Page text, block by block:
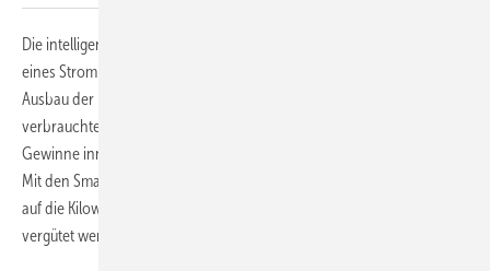
Die intelligenten Zähler sind zudem Voraussetzung für die Teilnahme
eines Stromkunden an einer Energiegemeinschaft und zum weiteren
Ausbau der Photovoltaik. Sie sorgen dafür, dass jede selbst
verbrauchte Kilowattstunde genau erfasst wird, um die Kosten und
Gewinne innerhalb einer Energiegemeinschaft korrekt zu verteilen.
Mit den Smart Metern kann zudem die eingespeiste Strommenge bis
auf die Kilowattstunde genau aufgezeichnet, abgerechnet und
vergütet werden.